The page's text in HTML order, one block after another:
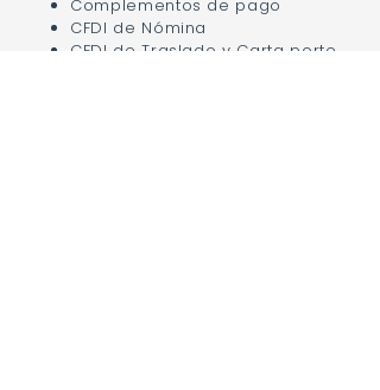
Complementos de pago
CFDI de Nómina
CFDI de Traslado y Carta porte